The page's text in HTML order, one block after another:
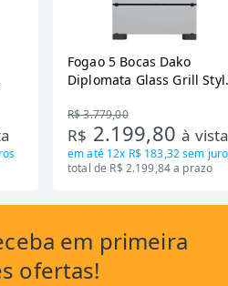
Fogao 5 Bocas Dako
Diplomata Glass Grill
R$ 3.779,00
R$ 2.199,80à
em até 12x R$ 183,32sem
total de R$ 2.199,84 a prazo
em primeira
ofertas!